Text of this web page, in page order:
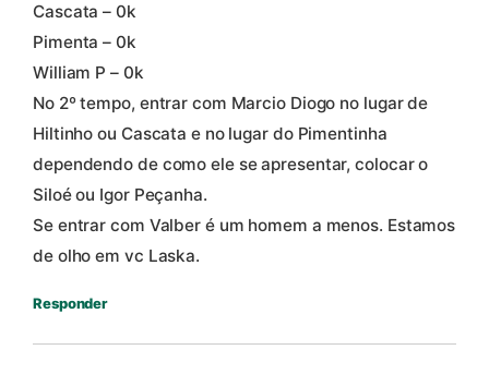
Cascata – 0k
Pimenta – 0k
William P – 0k
No 2º tempo, entrar com Marcio Diogo no lugar de
Hiltinho ou Cascata e no lugar do Pimentinha
dependendo de como ele se apresentar, colocar o
Siloé ou Igor Peçanha.
Se entrar com Valber é um homem a menos. Estamos
de olho em vc Laska.
Responder